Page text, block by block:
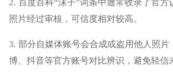
2. 百度百科“沫子”词条中通常收录了官方
照片经过审核，可信度相对较高。
3. 部分自媒体账号会合成或盗用他人照片
博、抖音等官方账号对比辨识，避免轻信